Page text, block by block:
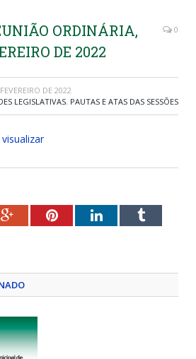
ORDINÁRIA,
DE 2022
0
DE 2022
LEGISLATIVAS, PAUTAS E ATAS DAS SESSÕES
Google+PinterestLinkedInTumblr